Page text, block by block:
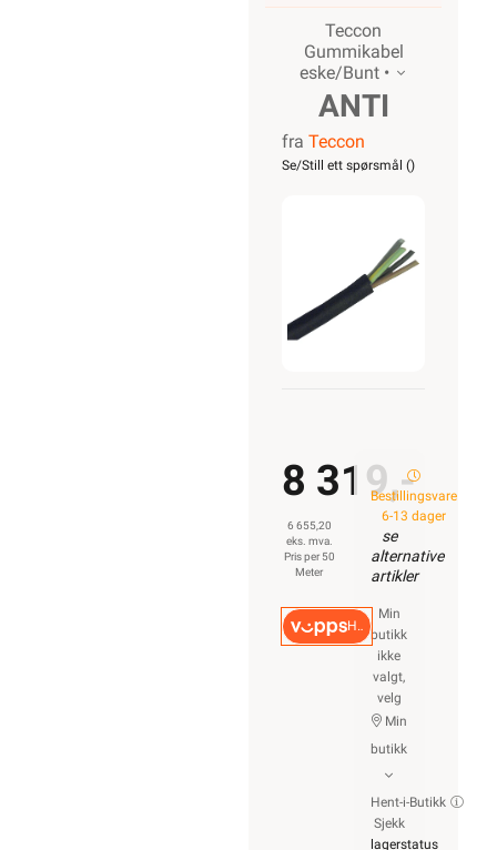
Teccon
Gummikabel
eske/Bunt •
ANTI
TWIN
4G 1,5
fra Teccon
Se/Still ett spørsmål ()
8 319,-
6 655,20
eks. mva.
Pris per 50
Meter
Hurtigkasse
Bestillingsvare
6-13 dager
se
alternative
artikler
Min
butikk
ikke
valgt,
velg
Min
butikk
Hent-i-Butikk
Sjekk
lagerstatus